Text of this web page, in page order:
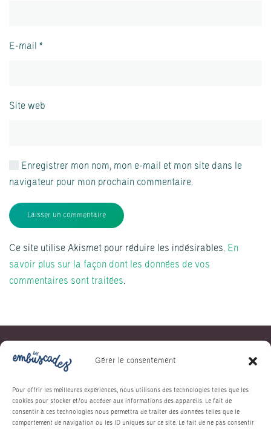
Gérer le consentement
Pour offrir les meilleures expériences, nous utilisons des technologies telles que les
cookies pour stocker et/ou accéder aux informations des appareils. Le fait de
consentir à ces technologies nous permettra de traiter des données telles que le
comportement de navigation ou les ID uniques sur ce site. Le fait de ne pas consentir
E-mail *
Site web
Enregistrer mon nom, mon e-mail et mon site dans le
navigateur pour mon prochain commentaire.
Laisser un commentaire
Ce site utilise Akismet pour réduire les indésirables. En
savoir plus sur la façon dont les données de vos
commentaires sont traitées.
Nous suivre